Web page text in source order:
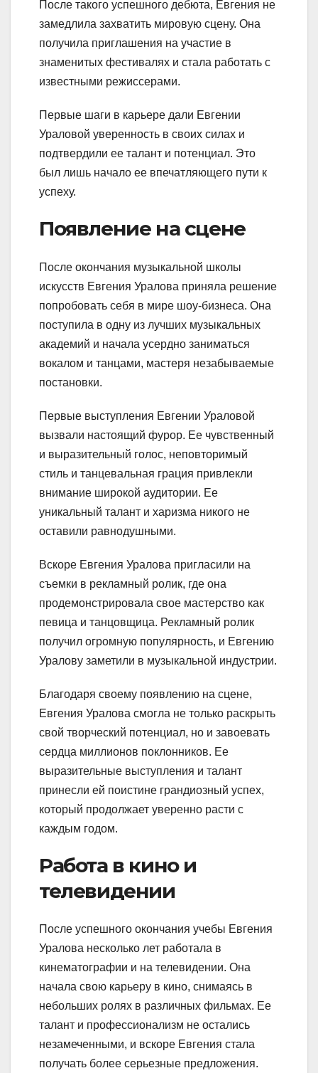
После такого успешного дебюта, Евгения не
замедлила захватить мировую сцену. Она
получила приглашения на участие в
знаменитых фестивалях и стала работать с
известными режиссерами.
Первые шаги в карьере дали Евгении
Ураловой уверенность в своих силах и
подтвердили ее талант и потенциал. Это
был лишь начало ее впечатляющего пути к
успеху.
Появление на сцене
После окончания музыкальной школы
искусств Евгения Уралова приняла решение
попробовать себя в мире шоу-бизнеса. Она
поступила в одну из лучших музыкальных
академий и начала усердно заниматься
вокалом и танцами, мастеря незабываемые
постановки.
Первые выступления Евгении Ураловой
вызвали настоящий фурор. Ее чувственный
и выразительный голос, неповторимый
стиль и танцевальная грация привлекли
внимание широкой аудитории. Ее
уникальный талант и харизма никого не
оставили равнодушными.
Вскоре Евгения Уралова пригласили на
съемки в рекламный ролик, где она
продемонстрировала свое мастерство как
певица и танцовщица. Рекламный ролик
получил огромную популярность, и Евгению
Уралову заметили в музыкальной индустрии.
Благодаря своему появлению на сцене,
Евгения Уралова смогла не только раскрыть
свой творческий потенциал, но и завоевать
сердца миллионов поклонников. Ее
выразительные выступления и талант
принесли ей поистине грандиозный успех,
который продолжает уверенно расти с
каждым годом.
Работа в кино и
телевидении
После успешного окончания учебы Евгения
Уралова несколько лет работала в
кинематографии и на телевидении. Она
начала свою карьеру в кино, снимаясь в
небольших ролях в различных фильмах. Ее
талант и профессионализм не остались
незамеченными, и вскоре Евгения стала
получать более серьезные предложения.